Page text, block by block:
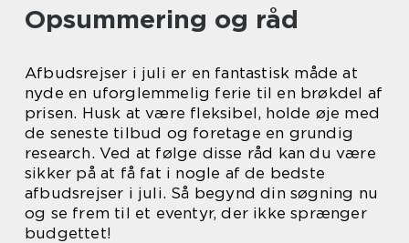
Opsummering og råd
Afbudsrejser i juli er en fantastisk måde at
nyde en uforglemmelig ferie til en brøkdel af
prisen. Husk at være fleksibel, holde øje med
de seneste tilbud og foretage en grundig
research. Ved at følge disse råd kan du være
sikker på at få fat i nogle af de bedste
afbudsrejser i juli. Så begynd din søgning nu
og se frem til et eventyr, der ikke sprænger
budgettet!